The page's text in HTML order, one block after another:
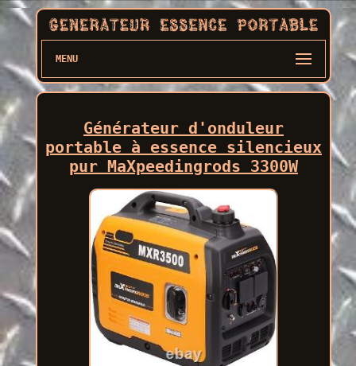
MENU
Générateur d'onduleur
portable à essence silencieux
pur MaXpeedingrods 3300W